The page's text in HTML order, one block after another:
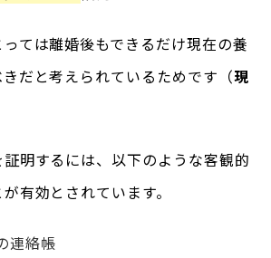
ては離婚後もできるだけ現在の養
だと考えられているためです（現
明するには、以下のような客観的
有効とされています。
連絡帳